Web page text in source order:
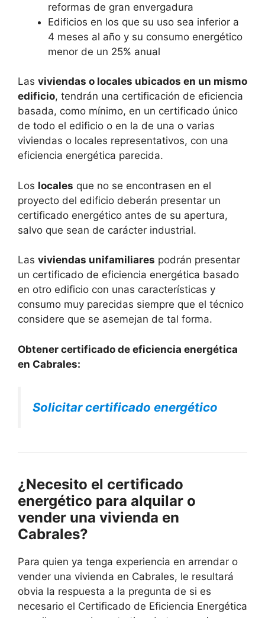
reformas de gran envergadura
Edificios en los que su uso sea inferior a
4 meses al año y su consumo energético
menor de un 25% anual
Las viviendas o locales ubicados en un mismo
edificio, tendrán una certificación de eficiencia
basada, como mínimo, en un certificado único
de todo el edificio o en la de una o varias
viviendas o locales representativos, con una
eficiencia energética parecida.
Los locales que no se encontrasen en el
proyecto del edificio deberán presentar un
certificado energético antes de su apertura,
salvo que sean de carácter industrial.
Las viviendas unifamiliares podrán presentar
un certificado de eficiencia energética basado
en otro edificio con unas características y
consumo muy parecidas siempre que el técnico
considere que se asemejan de tal forma.
Obtener certificado de eficiencia energética
en Cabrales:
Solicitar certificado energético
¿Necesito el certificado
energético para alquilar o
vender una vivienda en
Cabrales?
Para quien ya tenga experiencia en arrendar o
vender una vivienda en Cabrales, le resultará
obvia la respuesta a la pregunta de si es
necesario el Certificado de Eficiencia Energética